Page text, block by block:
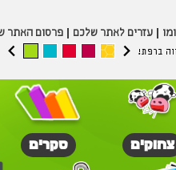
עזרים לאתר שלכם פרסום האתר
ברפת!
צחוקים סקרים